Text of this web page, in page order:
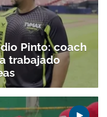
Pinto: coach
trabajado